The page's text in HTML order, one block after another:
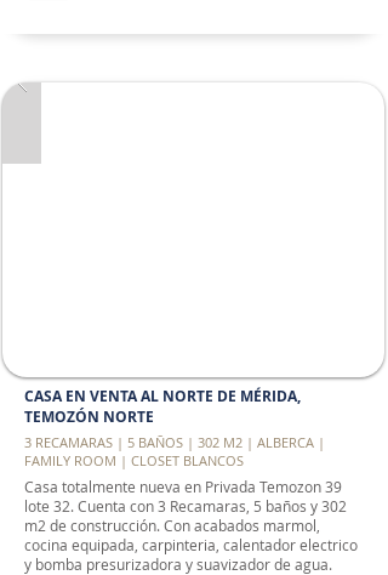
CASA EN VENTA AL NORTE DE MÉRIDA,
TEMOZÓN NORTE
3 RECAMARAS | 5 BAÑOS | 302 M2 | ALBERCA |
FAMILY ROOM | CLOSET BLANCOS
Casa totalmente nueva en Privada Temozon 39
lote 32. Cuenta con 3 Recamaras, 5 baños y 302
m2 de construcción. Con acabados marmol,
cocina equipada, carpinteria, calentador electrico
y bomba presurizadora y suavizador de agua.